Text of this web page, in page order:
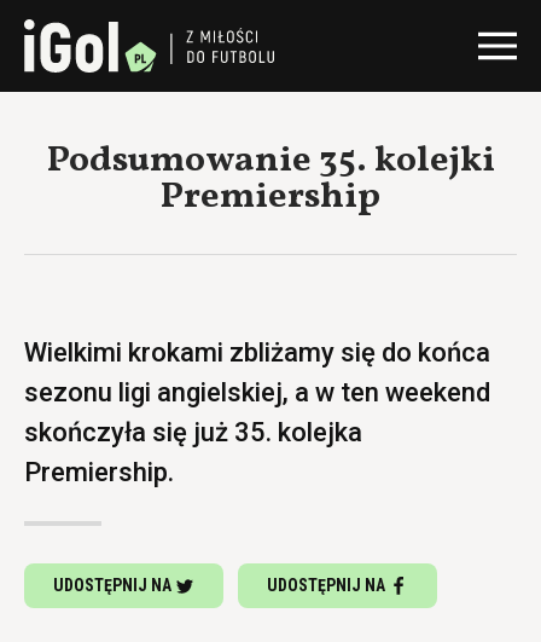
Podsumowanie 35. kolejki
Premiership
Wielkimi krokami zbliżamy się do końca
sezonu ligi angielskiej, a w ten weekend
skończyła się już 35. kolejka
Premiership.
UDOSTĘPNIJ NA UDOSTĘPNIJ NA